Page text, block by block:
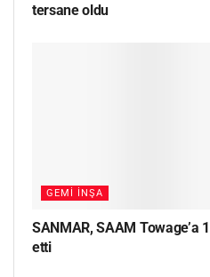
tersane oldu
GEMI İNŞA
SANMAR, SAAM Towage’a
etti